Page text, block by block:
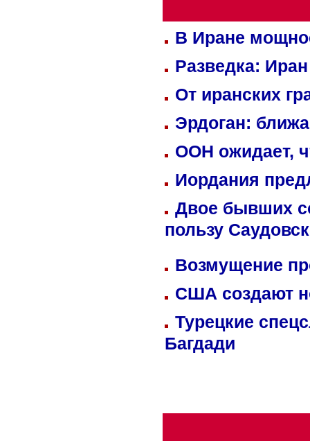
В Иране
Разведка:
От иранских
Эрдоган:
ООН ожидает,
Иордания
Двое бывших
пользу
Возмущение
США создают
Турецкие
Багдади